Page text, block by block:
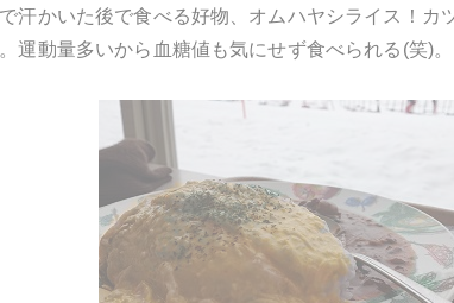
汗かいた後で食べる好物、オムハヤシライス！
運動量多いから血糖値も気にせず食べられる(笑)。